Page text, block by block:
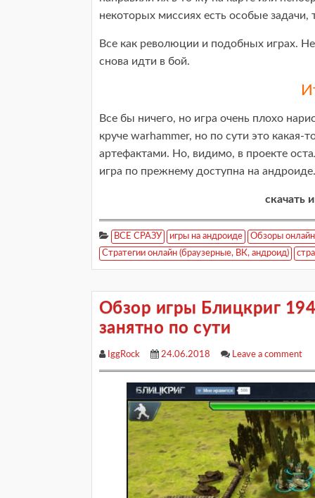
некоторых миссиях есть особые
Все как революции и подобных играх.
снова идти в бой.
Все бы ничего, но игра очень плохо
круче warhammer, но по сути это
артефактами. Но, видимо, в проекте
игра по прежнему доступна на андроиде.
скачать
ВСЕ СРАЗУ игры на андроиде
Обзоры онлайн
Стратегии онлайн (браузерные, ВК, андроид)
Обзор игры Блицкриг
занятно по сути
IggRock 24.06.2018 Leave a comment